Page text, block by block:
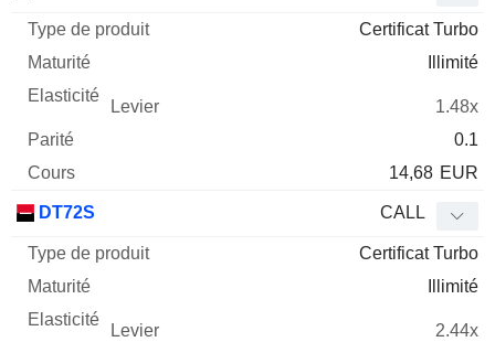
Mnemo Type produit
Levier Parité
Certificat Turbo
Illimité
1.48x
0.1
14,68 EUR
DT72S CALL
Certificat Turbo
Illimité
2.44x